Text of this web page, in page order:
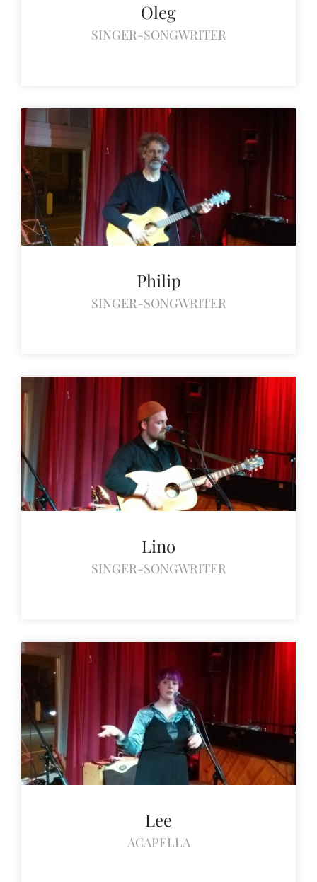
Oleg
SINGER-SONGWRITER
Philip
SINGER-SONGWRITER
Lino
SINGER-SONGWRITER
Lee
ACAPELLA